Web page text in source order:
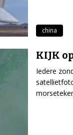
china
KIJK
Iedere